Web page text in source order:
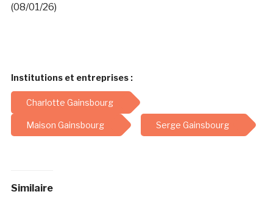
(08/01/26)
Institutions et entreprises :
Charlotte Gainsbourg
Maison Gainsbourg Serge Gainsbourg
Similaire